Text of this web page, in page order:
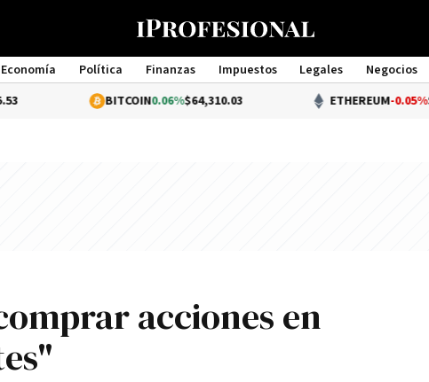
Economía Política Finanzas Impuestos Legales Negocios
Management
BITCOIN0.06%$64,310.03 ETHEREUM-0.05%$1,898.56
acciones en